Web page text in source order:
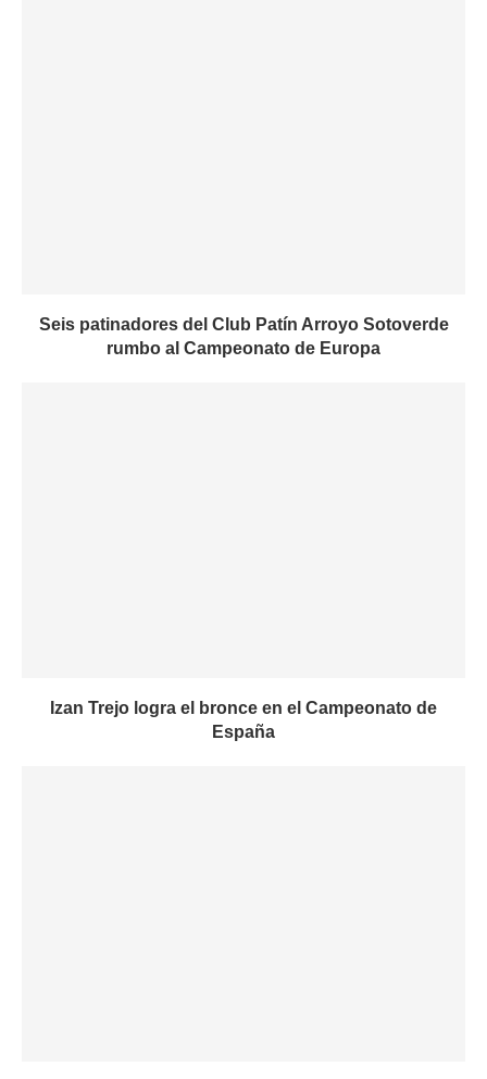
Seis patinadores del Club Patín Arroyo Sotoverde
rumbo al Campeonato de Europa
Izan Trejo logra el bronce en el Campeonato de
España